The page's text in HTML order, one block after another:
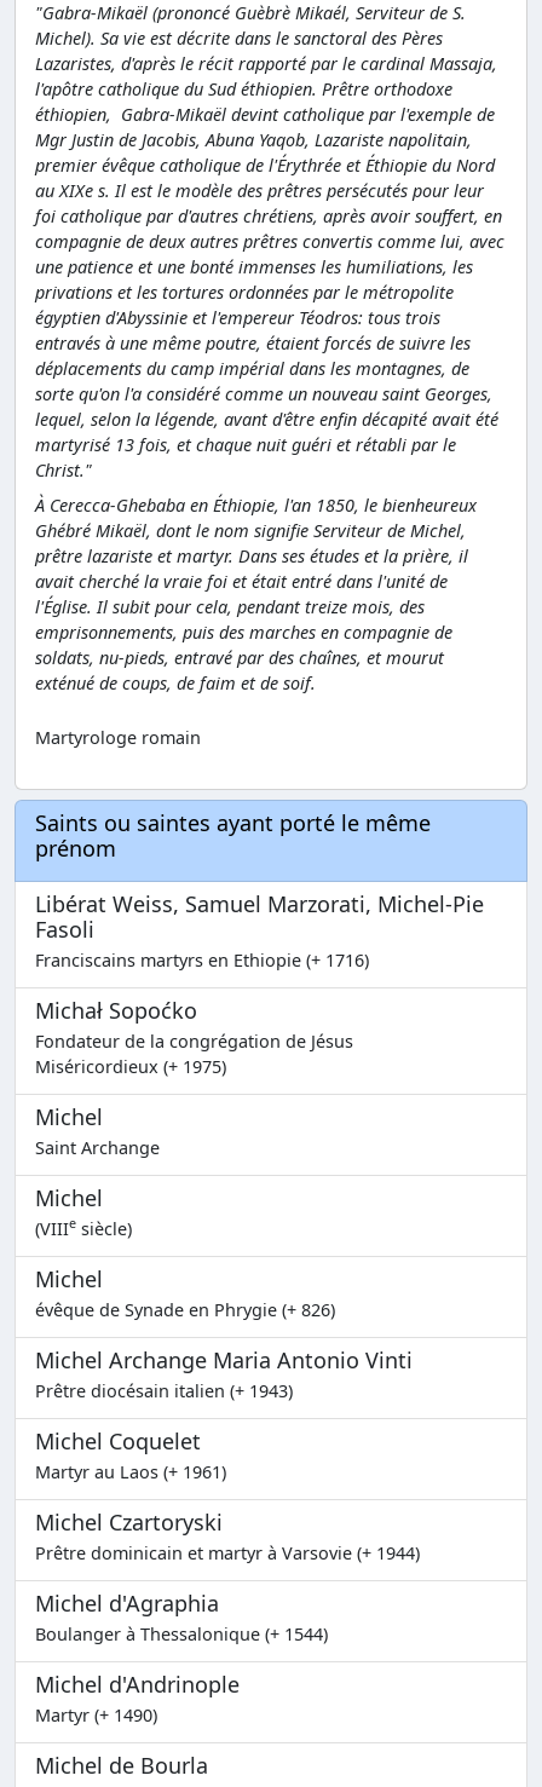
"Gabra-Mikaël (prononcé Guèbrè Mikaél, Serviteur de S.
Michel). Sa vie est décrite dans le sanctoral des Pères
Lazaristes, d'après le récit rapporté par le cardinal Massaja,
l'apôtre catholique du Sud éthiopien. Prêtre orthodoxe
éthiopien, Gabra-Mikaël devint catholique par l'exemple de
Mgr Justin de Jacobis, Abuna Yaqob, Lazariste napolitain,
premier évêque catholique de l'Érythrée et Éthiopie du Nord
au XIXe s. Il est le modèle des prêtres persécutés pour leur
foi catholique par d'autres chrétiens, après avoir souffert, en
compagnie de deux autres prêtres convertis comme lui, avec
une patience et une bonté immenses les humiliations, les
privations et les tortures ordonnées par le métropolite
égyptien d'Abyssinie et l'empereur Téodros: tous trois
entravés à une même poutre, étaient forcés de suivre les
déplacements du camp impérial dans les montagnes, de
sorte qu'on l'a considéré comme un nouveau saint Georges,
lequel, selon la légende, avant d'être enfin décapité avait été
martyrisé 13 fois, et chaque nuit guéri et rétabli par le
Christ."
À Cerecca-Ghebaba en Éthiopie, l'an 1850, le bienheureux
Ghébré Mikaël, dont le nom signifie Serviteur de Michel,
prêtre lazariste et martyr. Dans ses études et la prière, il
avait cherché la vraie foi et était entré dans l'unité de
l'Église. Il subit pour cela, pendant treize mois, des
emprisonnements, puis des marches en compagnie de
soldats, nu-pieds, entravé par des chaînes, et mourut
exténué de coups, de faim et de soif.
Martyrologe romain
Saints ou saintes ayant porté le même
prénom
Libérat Weiss, Samuel Marzorati, Michel-Pie
Fasoli
Franciscains martyrs en Ethiopie (+ 1716)
Michał Sopoćko
Fondateur de la congrégation de Jésus
Miséricordieux (+ 1975)
Michel
Saint Archange
Michel
(VIIIe siècle)
Michel
évêque de Synade en Phrygie (+ 826)
Michel Archange Maria Antonio Vinti
Prêtre diocésain italien (+ 1943)
Michel Coquelet
Martyr au Laos (+ 1961)
Michel Czartoryski
Prêtre dominicain et martyr à Varsovie (+ 1944)
Michel d'Agraphia
Boulanger à Thessalonique (+ 1544)
Michel d'Andrinople
Martyr (+ 1490)
Michel de Bourla